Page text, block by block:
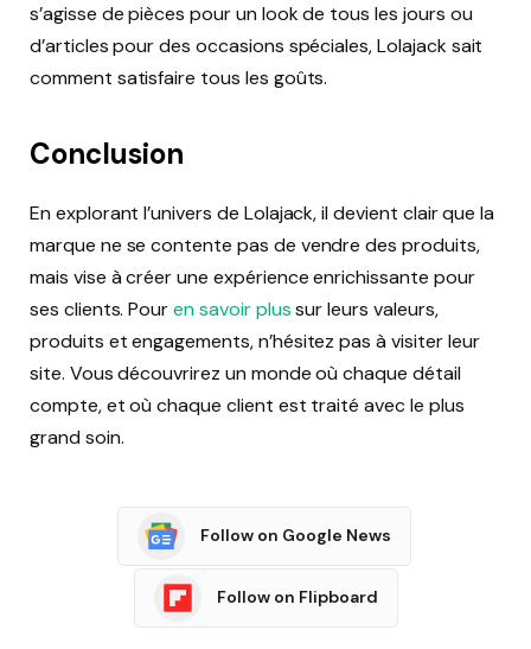
s’agisse de pièces pour un look de tous les jours ou
d’articles pour des occasions spéciales, Lolajack sait
comment satisfaire tous les goûts.
Conclusion
En explorant l’univers de Lolajack, il devient clair que la
marque ne se contente pas de vendre des produits,
mais vise à créer une expérience enrichissante pour
ses clients. Pouren savoir plussur leurs valeurs,
produits et engagements, n’hésitez pas à visiter leur
site. Vous découvrirez un monde où chaque détail
compte, et où chaque client est traité avec le plus
grand soin.
Follow on Google News
Follow on Flipboard